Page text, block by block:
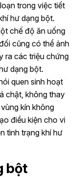
trong việc tiết
hư dạng bột.
chế độ ăn uống
cũng có thể ảnh
ra các triệu chứng
dạng bột.
quen sinh hoạt
chật, không thay
kín không
điều kiện cho vi
tình trạng khí hư
bột